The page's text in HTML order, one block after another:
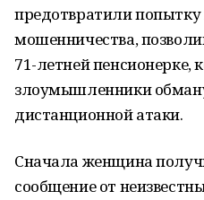
предотвратили попытку
мошенничества,
71-летней пенсионерке,
злоумышленники
дистанционной атаки.
Сначала женщина
сообщение от